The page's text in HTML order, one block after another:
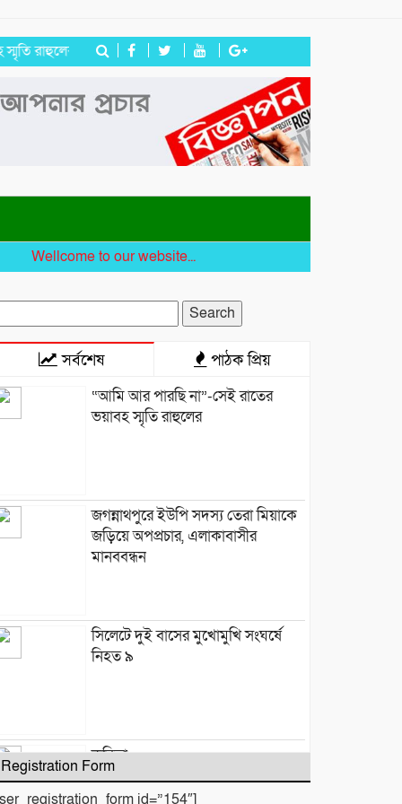
জগন্নাথপুরে ইউপি সদস্য তেরা মিয়াকে জড়িয়ে অপপ্রচার,
to our website...
সর্বশেষ পাঠক প্রিয়
“আমি আর পারছি না”-সেই রাতের
ভয়াবহ স্মৃতি রাহুলের
জগন্নাথপুরে ইউপি সদস্য তেরা মিয়াকে
জড়িয়ে অপপ্রচার, এলাকাবাসীর
মানববন্ধন
সিলেটে দুই বাসের মুখোমুখি সংঘর্ষে
নিহত ৯
কবিতা :
Registration Form
id=”154″]